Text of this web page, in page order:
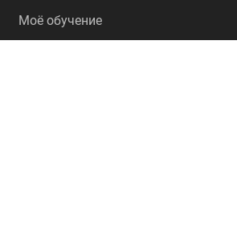
Моё обучение